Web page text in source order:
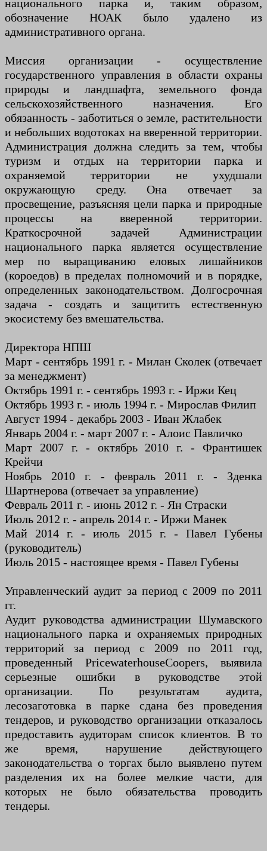
национального парка и, таким образом,
обозначение НОАК было удалено из
административного органа.
Миссия организации - осуществление
государственного управления в области охраны
природы и ландшафта, земельного фонда
сельскохозяйственного назначения. Его
обязанность - заботиться о земле, растительности
и небольших водотоках на вверенной территории.
Администрация должна следить за тем, чтобы
туризм и отдых на территории парка и
охраняемой территории не ухудшали
окружающую среду. Она отвечает за
просвещение, разъясняя цели парка и природные
процессы на вверенной территории.
Краткосрочной задачей Администрации
национального парка является осуществление
мер по выращиванию еловых лишайников
(короедов) в пределах полномочий и в порядке,
определенных законодательством. Долгосрочная
задача - создать и защитить естественную
экосистему без вмешательства.
Директора НПШ
Март - сентябрь 1991 г. - Милан Сколек (отвечает
за менеджмент)
Октябрь 1991 г. - сентябрь 1993 г. - Иржи Кец
Октябрь 1993 г. - июль 1994 г. - Мирослав Филип
Август 1994 - декабрь 2003 - Иван Жлабек
Январь 2004 г. - март 2007 г. - Алоис Павличко
Март 2007 г. - октябрь 2010 г. - Франтишек
Крейчи
Ноябрь 2010 г. - февраль 2011 г. - Зденка
Шартнерова (отвечает за управление)
Февраль 2011 г. - июнь 2012 г. - Ян Страски
Июль 2012 г. - апрель 2014 г. - Иржи Манек
Май 2014 г. - июль 2015 г. - Павел Губены
(руководитель)
Июль 2015 - настоящее время - Павел Губены
Управленческий аудит за период с 2009 по 2011
гг.
Аудит руководства администрации Шумавского
национального парка и охраняемых природных
территорий за период с 2009 по 2011 год,
проведенный PricewaterhouseCoopers, выявила
серьезные ошибки в руководстве этой
организации. По результатам аудита,
лесозаготовка в парке сдана без проведения
тендеров, и руководство организации отказалось
предоставить аудиторам список клиентов. В то
же время, нарушение действующего
законодательства о торгах было выявлено путем
разделения их на более мелкие части, для
которых не было обязательства проводить
тендеры.